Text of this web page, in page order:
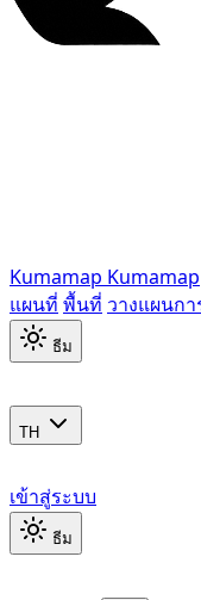
Kumamap Kumamap
แผนที่ พื้นที่ วางแผนกา
ธีม
TH
เข้าสู่ระบบ
ธีม